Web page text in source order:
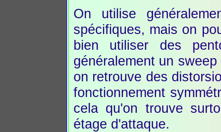
On utilise
spécifiques, mais on
bien utiliser des
généralement un
on retrouve des
fonctionnement
cela qu'on trouve
étage d'attaque.